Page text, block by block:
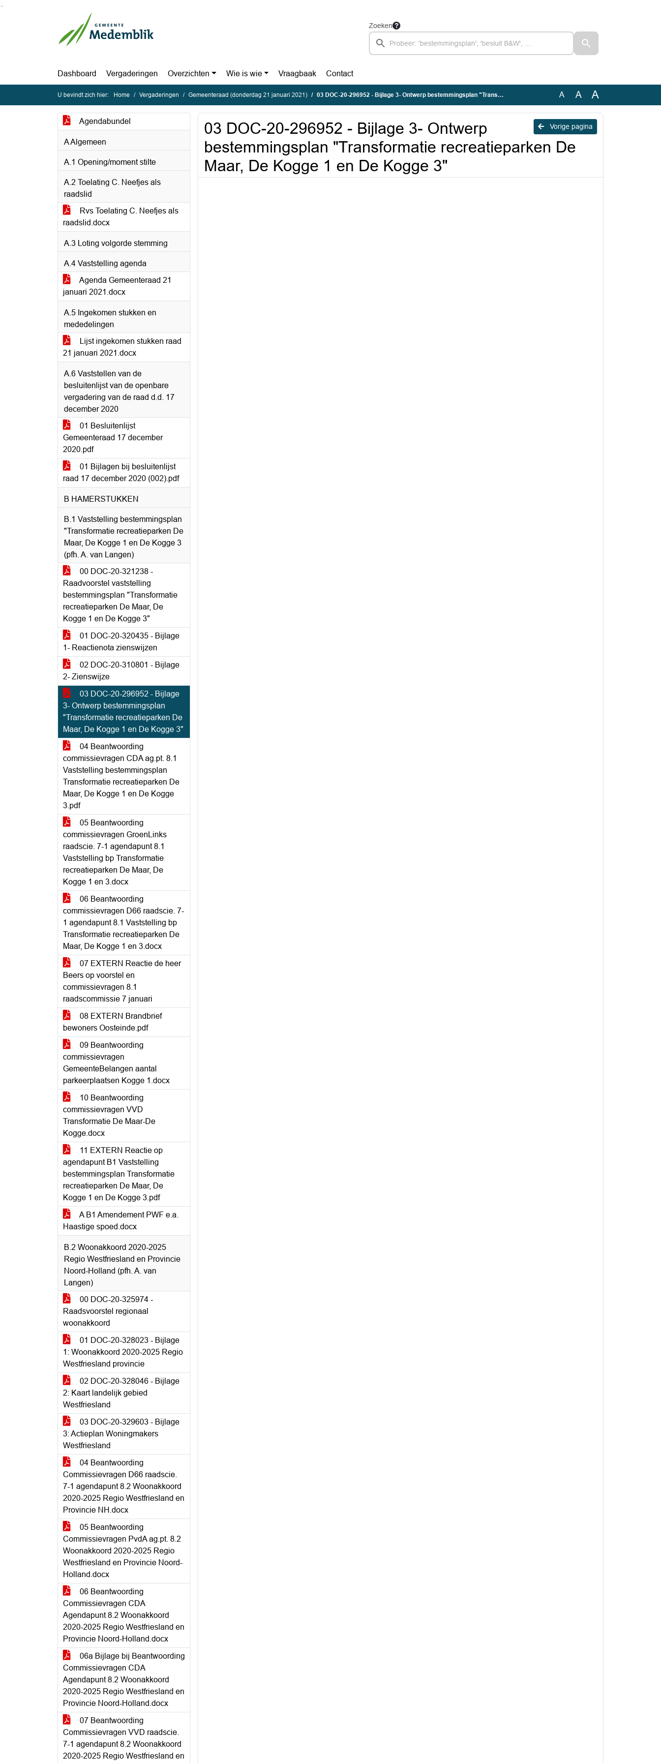
Ga naar de inhoud van deze pagina
Zoeken
Dashboard Vergaderingen Overzichten Wie is wie Vraagbaak Contact
U bevindt zich hier: Home Vergaderingen Gemeenteraad (donderdag 21 januari 2021) 03 DOC-20-296952 - Bijlage 3- Ontwerp bestemmingsplan "Transformatie recreatieparken De Maar, De Kogge 1 en De Kogge 3" A A A
Agendabundel
A Algemeen
A.1 Opening/moment stilte
A.2 Toelating C. Neefjes als
raadslid
Rvs Toelating C. Neefjes als
raadslid.docx
A.3 Loting volgorde stemming
A.4 Vaststelling agenda
Agenda Gemeenteraad 21
januari 2021.docx
A.5 Ingekomen stukken en
mededelingen
Lijst ingekomen stukken raad
21 januari 2021.docx
A.6 Vaststellen van de
besluitenlijst van de openbare
vergadering van de raad d.d. 17
december 2020
01 Besluitenlijst
Gemeenteraad 17 december
2020.pdf
01 Bijlagen bij besluitenlijst
raad 17 december 2020 (002).pdf
B HAMERSTUKKEN
B.1 Vaststelling bestemmingsplan
"Transformatie recreatieparken De
Maar, De Kogge 1 en De Kogge 3
(pfh. A. van Langen)
00 DOC-20-321238 -
Raadvoorstel vaststelling
bestemmingsplan "Transformatie
recreatieparken De Maar, De
Kogge 1 en De Kogge 3"
01 DOC-20-320435 - Bijlage
1- Reactienota zienswijzen
02 DOC-20-310801 - Bijlage
2- Zienswijze
03 DOC-20-296952 - Bijlage
3- Ontwerp bestemmingsplan
"Transformatie recreatieparken De
Maar, De Kogge 1 en De Kogge 3"
04 Beantwoording
commissievragen CDA ag.pt. 8.1
Vaststelling bestemmingsplan
Transformatie recreatieparken De
Maar, De Kogge 1 en De Kogge
3.pdf
05 Beantwoording
commissievragen GroenLinks
raadscie. 7-1 agendapunt 8.1
Vaststelling bp Transformatie
recreatieparken De Maar, De
Kogge 1 en 3.docx
06 Beantwoording
commissievragen D66 raadscie. 7-
1 agendapunt 8.1 Vaststelling bp
Transformatie recreatieparken De
Maar, De Kogge 1 en 3.docx
07 EXTERN Reactie de heer
Beers op voorstel en
commissievragen 8.1
raadscommissie 7 januari
08 EXTERN Brandbrief
bewoners Oosteinde.pdf
09 Beantwoording
commissievragen
GemeenteBelangen aantal
parkeerplaatsen Kogge 1.docx
10 Beantwoording
commissievragen VVD
Transformatie De Maar-De
Kogge.docx
11 EXTERN Reactie op
agendapunt B1 Vaststelling
bestemmingsplan Transformatie
recreatieparken De Maar, De
Kogge 1 en De Kogge 3.pdf
A B1 Amendement PWF e.a.
Haastige spoed.docx
B.2 Woonakkoord 2020-2025
Regio Westfriesland en Provincie
Noord-Holland (pfh. A. van
Langen)
00 DOC-20-325974 -
Raadsvoorstel regionaal
woonakkoord
01 DOC-20-328023 - Bijlage
1: Woonakkoord 2020-2025 Regio
Westfriesland provincie
02 DOC-20-328046 - Bijlage
2: Kaart landelijk gebied
Westfriesland
03 DOC-20-329603 - Bijlage
3: Actieplan Woningmakers
Westfriesland
04 Beantwoording
Commissievragen D66 raadscie.
7-1 agendapunt 8.2 Woonakkoord
2020-2025 Regio Westfriesland en
Provincie NH.docx
05 Beantwoording
Commissievragen PvdA ag.pt. 8.2
Woonakkoord 2020-2025 Regio
Westfriesland en Provincie Noord-
Holland.docx
06 Beantwoording
Commissievragen CDA
Agendapunt 8.2 Woonakkoord
2020-2025 Regio Westfriesland en
Provincie Noord-Holland.docx
06a Bijlage bij Beantwoording
Commissievragen CDA
Agendapunt 8.2 Woonakkoord
2020-2025 Regio Westfriesland en
Provincie Noord-Holland.docx
07 Beantwoording
Commissievragen VVD raadscie.
7-1 agendapunt 8.2 Woonakkoord
2020-2025 Regio Westfriesland en
Vorige pagina
03 DOC-20-296952 - Bijlage 3- Ontwerp
bestemmingsplan "Transformatie recreatieparken De
Maar, De Kogge 1 en De Kogge 3"